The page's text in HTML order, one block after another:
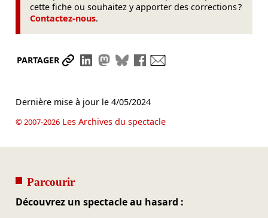
cette fiche ou souhaitez y apporter des corrections ?
Contactez-nous.
PARTAGER Partager le lien
Partager sur LinkedIn
Partager sur Mastodon
Partager sur Bluesky
Partager sur Facebook
Dernière mise à jour le 4/05/2024
© 2007-2026Les Archives du spectacle
Parcourir
Découvrez un spectacle au hasard :